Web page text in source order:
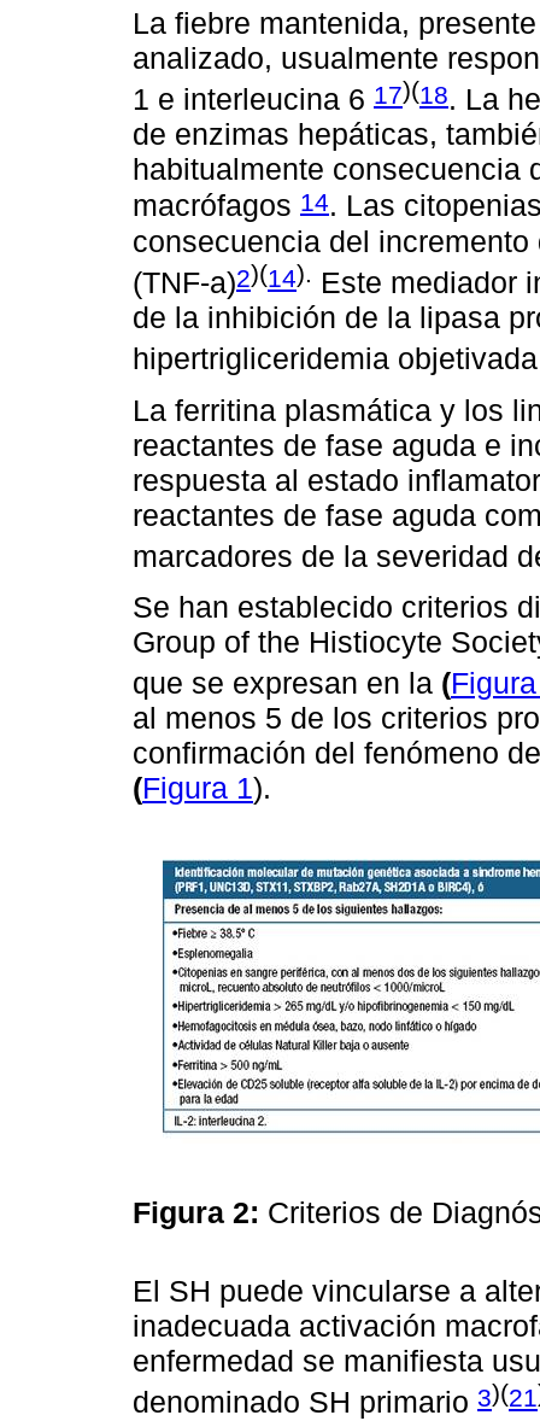
La fiebre mantenida,
analizado, usualmente
1 e interleucina 6 17)(18. La
de enzimas hepáticas,
habitualmente consecuencia
macrófagos 14. Las
consecuencia del
(TNF-a)2)(14). Este mediador
de la inhibición de la lipasa
hipertrigliceridemia
La ferritina plasmática y los
reactantes de fase aguda e
respuesta al estado
reactantes de fase aguda
marcadores de la severidad
Se han establecido criterios
Group of the Histiocyte
que se expresan en la (
al menos 5 de los criterios
confirmación del fenómeno
(Figura 1).
Figura 2: Criterios de
El SH puede vincularse a
inadecuada activación
enfermedad se manifiesta
denominado SH primario 3)(21